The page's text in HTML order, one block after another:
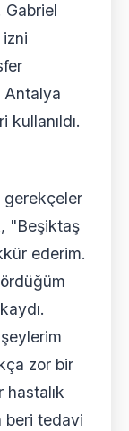
Gabriel
Antalya
kullanıldı.
gerekçeler
"Beşiktaş
ederim.
zor bir
beri tedavi